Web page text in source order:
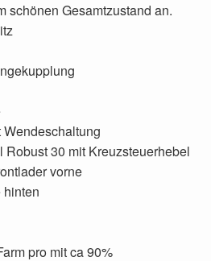
schönen Gesamtzustand an.
Robust 30 mit Kreuzsteuerhebel
vorne
hinten
pro mit ca 90%